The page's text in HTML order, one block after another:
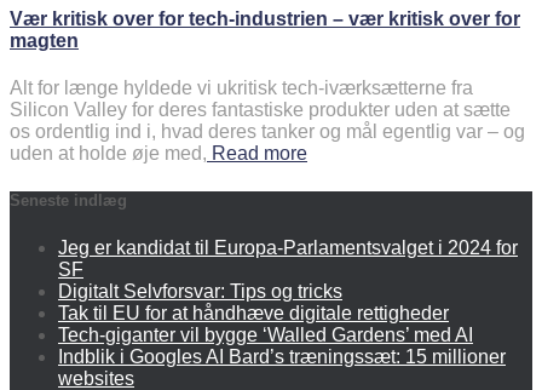
Vær kritisk over for tech-industrien – vær kritisk over for
magten
Alt for længe hyldede vi ukritisk tech-iværksætterne fra
Silicon Valley for deres fantastiske produkter uden at sætte
os ordentlig ind i, hvad deres tanker og mål egentlig var – og
uden at holde øje med, Read more
Seneste indlæg
Jeg er kandidat til Europa-Parlamentsvalget i 2024 for
SF
Digitalt Selvforsvar: Tips og tricks
Tak til EU for at håndhæve digitale rettigheder
Tech-giganter vil bygge ‘Walled Gardens’ med AI
Indblik i Googles AI Bard’s træningssæt: 15 millioner
websites